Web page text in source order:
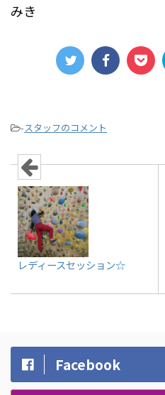
みき
-スタッフのコメント
レディースセッション☆
Facebook